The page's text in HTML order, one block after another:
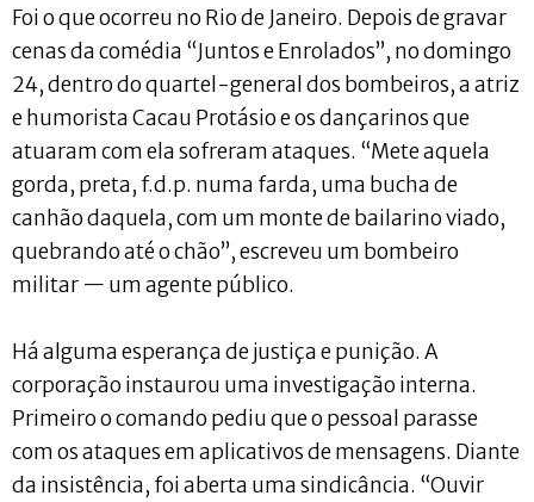
Foi o que ocorreu no Rio de Janeiro. Depois de gravar
cenas da comédia “Juntos e Enrolados”, no domingo
24, dentro do quartel-general dos bombeiros, a atriz
e humorista Cacau Protásio e os dançarinos que
atuaram com ela sofreram ataques. “Mete aquela
gorda, preta, f.d.p. numa farda, uma bucha de
canhão daquela, com um monte de bailarino viado,
quebrando até o chão”, escreveu um bombeiro
militar — um agente público.
Há alguma esperança de justiça e punição. A
corporação instaurou uma investigação interna.
Primeiro o comando pediu que o pessoal parasse
com os ataques em aplicativos de mensagens. Diante
da insistência, foi aberta uma sindicância. “Ouvir